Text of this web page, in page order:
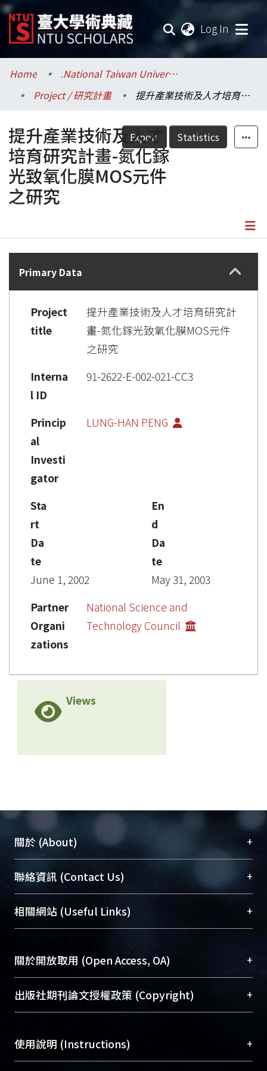
Log In
Communities & Collections
Research Outputs
Fundings & Projects
Researchers
Organizations
Home
.National Taiwan University / 國立臺灣大學
Project / 研究計畫
提升產業技術及人才培育研究計畫-氮化鎵光致氧化膜MOS元件之研究
Export Statistics
提升產業技術及人才
培育研究計畫-氮化鎵
光致氧化膜MOS元件
之研究
Details
Primary Data
Project
title
提升產業技術及人才培育研究計
畫-氮化鎵光致氧化膜MOS元件
之研究
Interna
l ID
91-2622-E-002-021-CC3
Princip
al
Investi
gator
LUNG-HAN PENG
Sta
rt
Da
te
June 1, 2002
En
d
Da
te
May 31, 2003
Partner
Organi
zations
National Science and
Technology Council
Views
關於 (About) +
臺大位居世界頂尖大學之列，為永久珍藏及向國際
展現本校豐碩的研究成果及學術能量，圖書館整合
機構典藏（NTUR）與學術庫（AH）不同功能平
台，成為臺大學術典藏NTU scholars。期能整合研
成果。
To permanently archive and promote researcher
profiles and scholarly works, Library integrates the
services of “NTU Repository” with “Academic
聯絡資訊 (Contact Us) +
總館學科館員(Main Library)
醫學圖書館學科館員(Medical Library)
Sciences Library)
相關網站 (Useful Links) +
關於開放取用 (Open Access, OA) +
開放取用是從使用者角度提升資訊取用性的社會運
動，應用在學術研究上是透過將研究著作公開供使
用逐年攀升。同時可加速研究發展、提升研究影響
出版社期刊論文授權政策 (Copyright) +
含部分內容的版權非匯入者所有，或由第三方贊
助與合作完成，請確認該版權所有者及第三方同
使用說明 (Instructions) +